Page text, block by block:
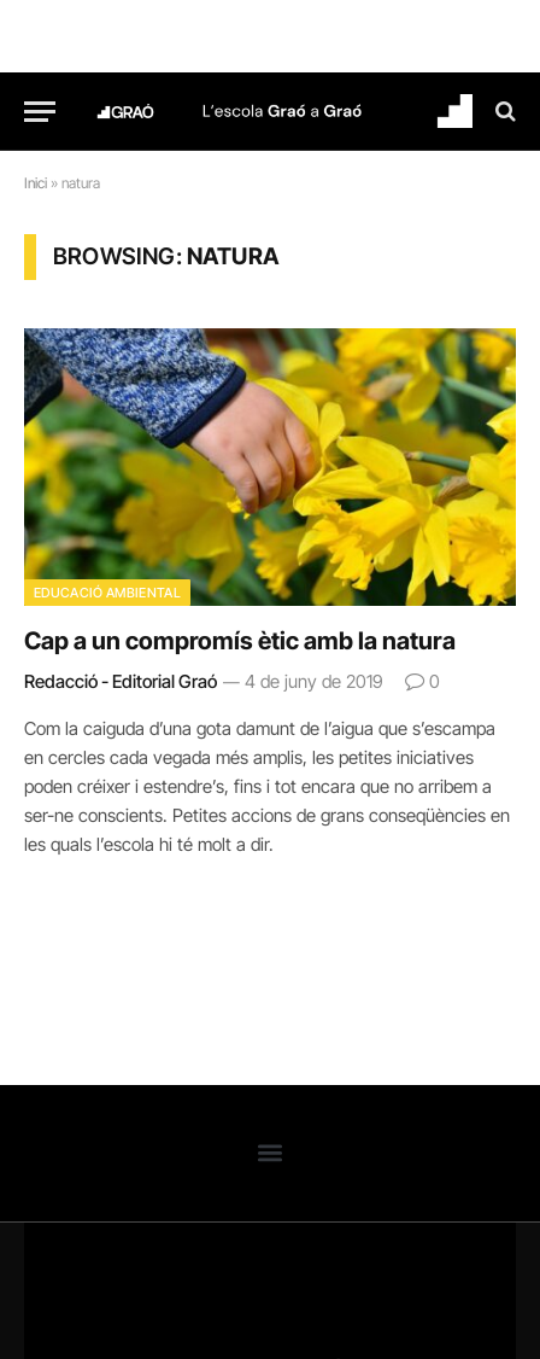
Inici » natura
BROWSING:NATURA
EDUCACIÓ AMBIENTAL
Cap a un compromís ètic amb la natura
Redacció - Editorial Graó 4 de juny de 2019 0
Com la caiguda d’una gota damunt de l’aigua que s’escampa
en cercles cada vegada més amplis, les petites iniciatives
poden créixer i estendre’s, fins i tot encara que no arribem a
ser-ne conscients. Petites accions de grans conseqüències en
les quals l’escola hi té molt a dir.